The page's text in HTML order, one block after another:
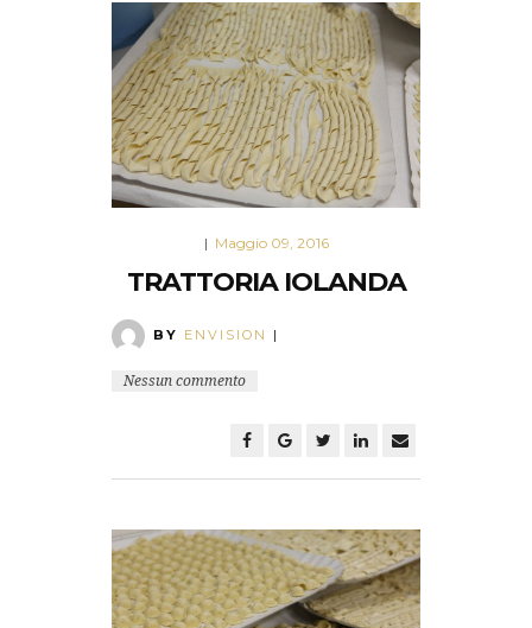
| Maggio 09, 2016
TRATTORIA IOLANDA
BY ENVISION |
Nessun commento